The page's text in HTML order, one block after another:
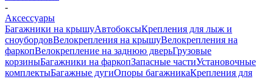
-
Аксессуары
Багажники на крышуАвтобоксыКрепления для лыж и
сноубордовВелокрепления на крышуВелокрепления на
фаркопВелокрепление на заднюю дверьГрузовые
корзиныБагажники на фаркопЗапасные частиУстановочные
комплектыБагажные дугиОпоры багажникаКрепления для